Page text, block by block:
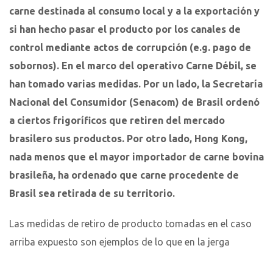
carne destinada al consumo local y a la exportación y
si han hecho pasar el producto por los canales de
control mediante actos de corrupción (e.g. pago de
sobornos). En el marco del operativo Carne Débil, se
han tomado varias medidas. Por un lado, la Secretaría
Nacional del Consumidor (Senacom) de Brasil ordenó
a ciertos frigoríficos que retiren del mercado
brasilero sus productos. Por otro lado, Hong Kong,
nada menos que el mayor importador de carne bovina
brasileña, ha ordenado que carne procedente de
Brasil sea retirada de su territorio.
Las medidas de retiro de producto tomadas en el caso
arriba expuesto son ejemplos de lo que en la jerga